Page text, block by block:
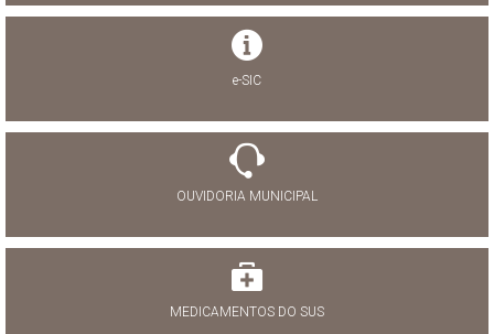
e-SIC
OUVIDORIA MUNICIPAL
MEDICAMENTOS DO SUS